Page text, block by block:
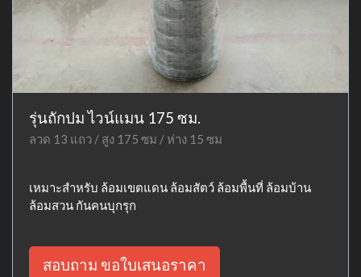
รุ่นถักปม ไวน์แมน 175 ซม.
ลวด 13 แถว / สูง 175 ซม / ห่าง 15 ซม
เหมาะสำหรับ ล้อมเขตแดน ล้อมสัตว์ ล้อมพื้นที่ ล้อมบ้าน
ล้อมสวน กันคนบุกรุก
สอบถาม ขอใบเสนอราคา